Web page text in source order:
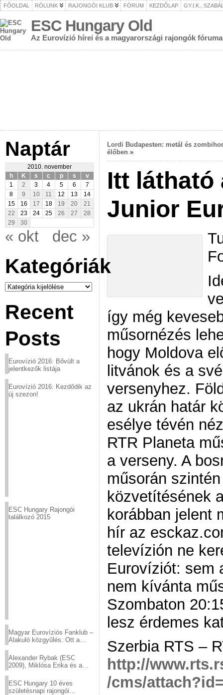
FŐOLDAL RÓLUNK RAJONGÓI KLUB FÓRUM KEZDŐLAP GY.I.K.,
ESC Hungary Old
Az Eurovízió hírei és a magyarországi rajongók fóruma
Naptár
2010. november
h
K s c p s
v
1
2 3 4 5 6
7
8
9 10 11 12 13
14
15
16 17 18 19 20
21
22
23 24 25 26 27
28
29
30
« okt dec »
Kategóriák
Kategóriák
Recent
Posts
Eurovízió 2016: Bővült a
jelentkezők listája
Eurovízió 2016: Kezdődik az
új szezon!
ESC Hungary Rajongói
találkozó 2015
Magyar Eurovíziós Fanklub –
Alakuló közgyűlés: Ott a
Alexander Rybak (ESC
2009), Miklósa Erika és a
sztárjai a Margitszigeten
ESC Hungary 10 éves
születésnapi rajongói
Lordi Budapesten: metál és
élőben »
Itt látható
Junior
így még
műsornézés
hogy Moldova
litvánok és a
versenyhez.
az ukrán határ
esélye tévén
RTR Planeta
a verseny. A
műsorán
közvetítésének
korábban jelent
hír az
televízión ne
Eurovíziót: sem
nem kívánta
Szombaton
lesz érdemes
Szerbia RTS –
http://
/cms/